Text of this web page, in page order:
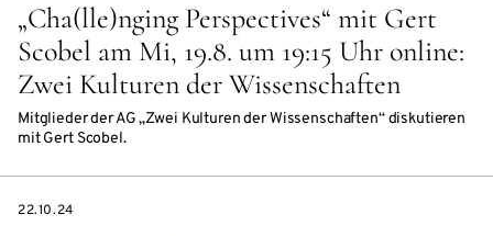
„Cha(lle)nging Perspectives“ mit Gert
Scobel am Mi, 19.8. um 19:15 Uhr online:
Zwei Kulturen der Wissenschaften
Mitglieder der AG „Zwei Kulturen der Wissenschaften“ diskutieren
mit Gert Scobel.
DATE
22.10.24